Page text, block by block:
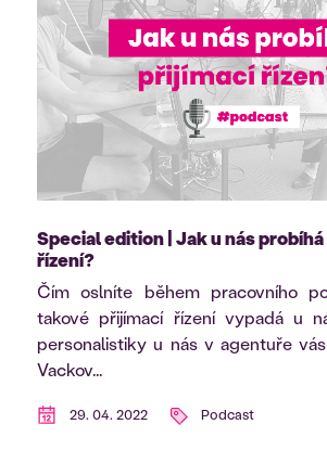
Special edition | Jak u nás
řízení?
Čím oslníte během pracovního
takové přijímací řízení vypadá u
personalistiky u nás v agentuře
Vackov...
29. 04. 2022 Podcast